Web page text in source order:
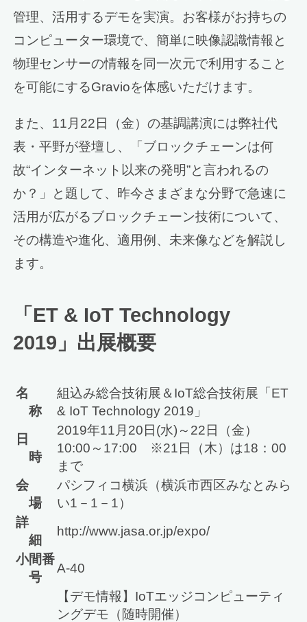
管理、活用するデモを実演。お客様がお持ちの
コンピューター環境で、簡単に映像認識情報と
物理センサーの情報を同一次元で利用すること
を可能にするGravioを体感いただけます。
また、11月22日（金）の基調講演には弊社代
表・平野が登壇し、「ブロックチェーンは何
故“インターネット以来の発明”と言われるの
か？」と題して、昨今さまざまな分野で急速に
活用が広がるブロックチェーン技術について、
その構造や進化、適用例、未来像などを解説し
ます。
「ET & IoT Technology
2019」出展概要
名
称
組込み総合技術展＆IoT総合技術展「ET
& IoT Technology 2019」
日
時
2019年11月20日(水)～22日（金）
10:00～17:00 ※21日（木）は18：00
まで
会
場
パシフィコ横浜（横浜市西区みなとみら
い1－1－1）
詳
細
http://www.jasa.or.jp/expo/
小間番
号
A-40
【デモ情報】IoTエッジコンピューティ
ングデモ（随時開催）